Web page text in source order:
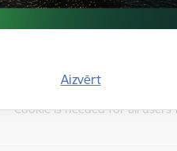
Aizvērt
Šīs sīkdatnes ir paredzētas
kas jūs interesē mūsu
Cookie is needed for all